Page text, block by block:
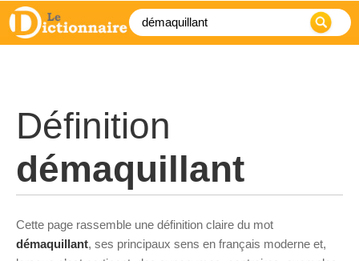
Définition
démaquillant
Cette page rassemble une définition claire du mot
démaquillant, ses principaux sens en français moderne et,